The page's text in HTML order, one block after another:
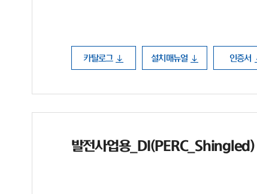
카탈로그 설치매뉴얼 인증서
발전사업용_DI(PERC_Shingled)